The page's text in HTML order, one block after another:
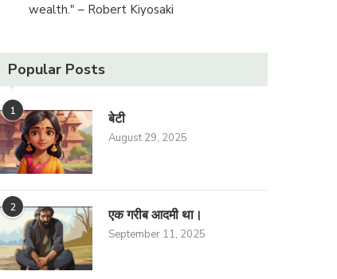
पक्ष में इस कहानी को नहीं पढ़ा...
October 30, 2025
wealth." – Robert Kiyosaki
Popular Posts
1 बेटी
August 29, 2025
2 एक गरीब आदमी था।
September 11, 2025